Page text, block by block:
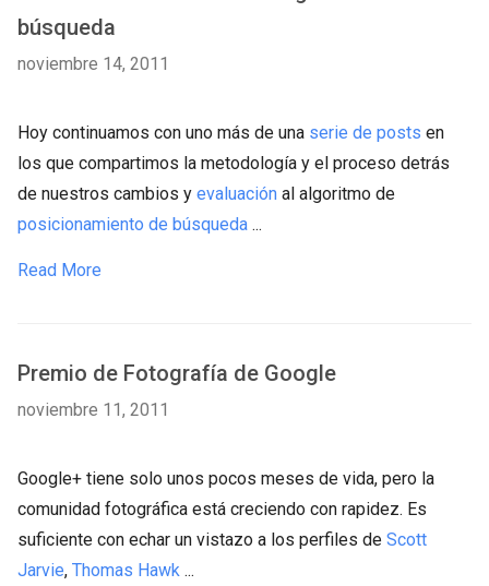
búsqueda
noviembre 14, 2011
Hoy continuamos con uno más de una serie de posts en
los que compartimos la metodología y el proceso detrás
de nuestros cambios y evaluación al algoritmo de
posicionamiento de búsqueda ...
Read More
Premio de Fotografía de Google
noviembre 11, 2011
Google+ tiene solo unos pocos meses de vida, pero la
comunidad fotográfica está creciendo con rapidez. Es
suficiente con echar un vistazo a los perfiles de Scott
Jarvie, Thomas Hawk ...